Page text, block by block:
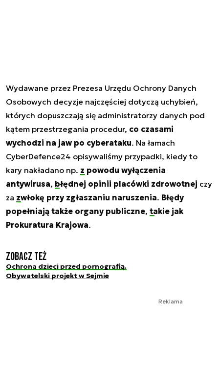
Wydawane przez Prezesa Urzędu Ochrony Danych
Osobowych decyzje najczęściej dotyczą uchybień,
których dopuszczają się administratorzy danych pod
kątem przestrzegania procedur, co czasami
wychodzi na jaw po cyberataku. Na łamach
CyberDefence24 opisywaliśmy przypadki, kiedy to
kary nakładano np. z powodu wyłączenia
antywirusa, błędnej opinii placówki zdrowotnej czy
za zwłokę przy zgłaszaniu naruszenia. Błędy
popełniają także organy publiczne, takie jak
Prokuratura Krajowa.
Zobacz też
Ochrona dzieci przed pornografią.
Obywatelski projekt w Sejmie
Reklama